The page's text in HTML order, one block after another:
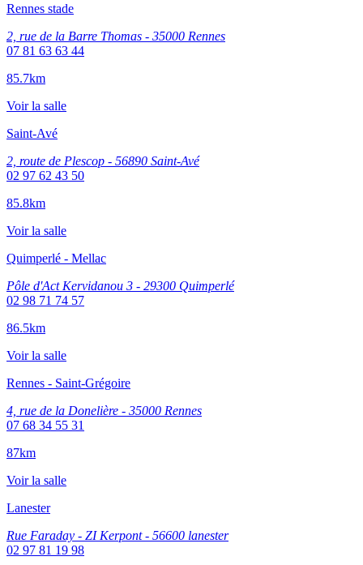
Rennes stade
2, rue de la Barre Thomas - 35000 Rennes
07 81 63 63 44
85.7km
Voir la salle
Saint-Avé
2, route de Plescop - 56890 Saint-Avé
02 97 62 43 50
85.8km
Voir la salle
Quimperlé - Mellac
Pôle d'Act Kervidanou 3 - 29300 Quimperlé
02 98 71 74 57
86.5km
Voir la salle
Rennes - Saint-Grégoire
4, rue de la Donelière - 35000 Rennes
07 68 34 55 31
87km
Voir la salle
Lanester
Rue Faraday - ZI Kerpont - 56600 lanester
02 97 81 19 98